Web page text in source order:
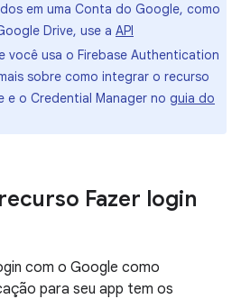
em uma Conta do Google, como
Drive, use a API
você usa o Firebase Authentication
sobre como integrar o recurso
e o Credential Manager no guia do
Fazer login
com o Google como
para seu app tem os